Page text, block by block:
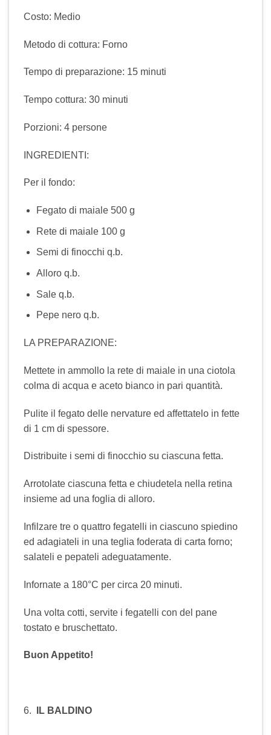
Costo: Medio
Metodo di cottura: Forno
Tempo di preparazione: 15 minuti
Tempo cottura: 30 minuti
Porzioni: 4 persone
INGREDIENTI:
Per il fondo:
Fegato di maiale 500 g
Rete di maiale 100 g
Semi di finocchi q.b.
Alloro q.b.
Sale q.b.
Pepe nero q.b.
LA PREPARAZIONE:
Mettete in ammollo la rete di maiale in una ciotola
colma di acqua e aceto bianco in pari quantità.
Pulite il fegato delle nervature ed affettatelo in fette
di 1 cm di spessore.
Distribuite i semi di finocchio su ciascuna fetta.
Arrotolate ciascuna fetta e chiudetela nella retina
insieme ad una foglia di alloro.
Infilzare tre o quattro fegatelli in ciascuno spiedino
ed adagiateli in una teglia foderata di carta forno;
salateli e pepateli adeguatamente.
Infornate a 180°C per circa 20 minuti.
Una volta cotti, servite i fegatelli con del pane
tostato e bruschettato.
Buon Appetito!
6. IL BALDINO